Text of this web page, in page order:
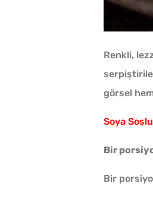
Renkli,
görsel
Soya
Bir
Bir